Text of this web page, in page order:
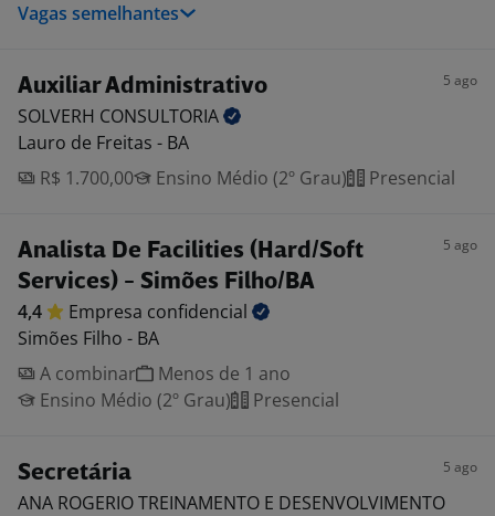
Vagas semelhantes
Auxiliar Administrativo 5 ago
SOLVERH CONSULTORIA
Lauro de Freitas - BA
R$ 1.700,00
Ensino Médio (2º Grau) Presencial
Analista De Facilities (Hard/Soft
Services) - Simões Filho/BA
5 ago
4,4 Empresa confidencial
Simões Filho - BA
A combinar
Menos de 1 ano
Ensino Médio (2º Grau)
Presencial
Secretária 5 ago
ANA ROGERIO TREINAMENTO E DESENVOLVIMENTO